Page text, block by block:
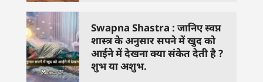
Swapna Shastra : जानिए स्वप्न
शास्त्र के अनुसार सपने में खुद को
आईने में देखना क्या संकेत देती है ?
शुभ या अशुभ.